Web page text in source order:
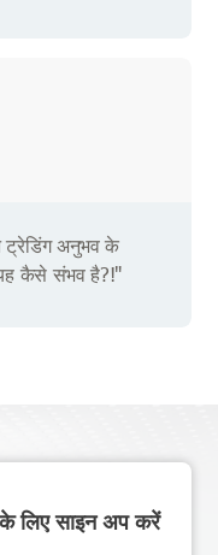
ट्रेडिंग अनुभव के
कैसे संभव है?!"
लिए साइन अप करें